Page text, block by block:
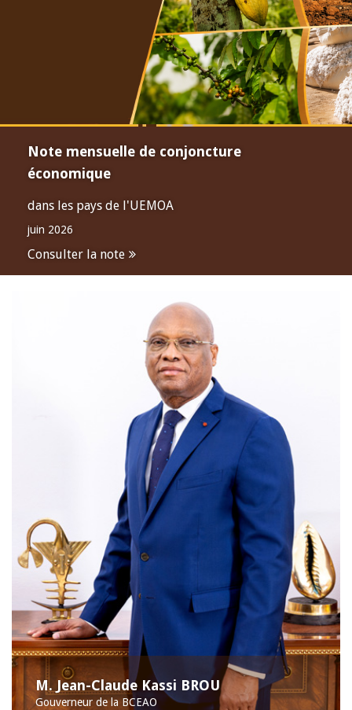
Note mensuelle de conjoncture
économique
dans les pays de l'UEMOA
juin 2026
Consulter la note
M. Jean-Claude Kassi BROU
Gouverneur de la BCEAO